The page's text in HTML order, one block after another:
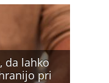
da lahko
pri